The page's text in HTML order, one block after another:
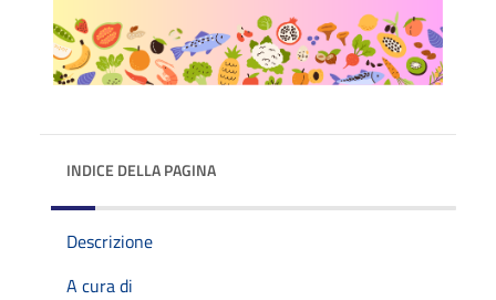
INDICE DELLA PAGINA
Descrizione
A cura di